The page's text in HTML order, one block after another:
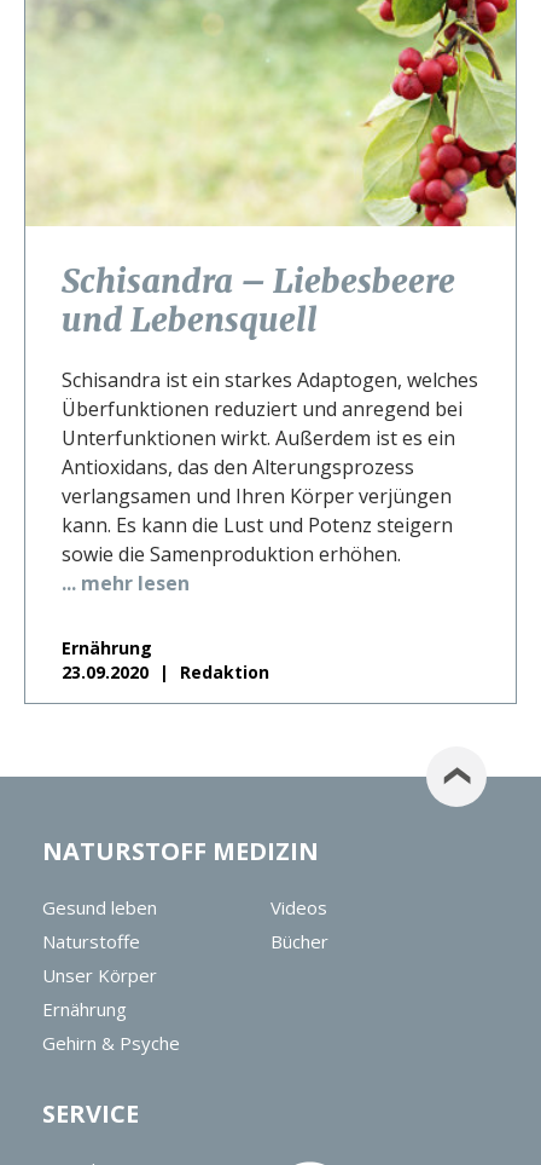
Schisandra – Liebesbeere
und Lebensquell
Schisandra ist ein starkes Adaptogen, welches
Überfunktionen reduziert und anregend bei
Unterfunktionen wirkt. Außerdem ist es ein
Antioxidans, das den Alterungsprozess
verlangsamen und Ihren Körper verjüngen
kann. Es kann die Lust und Potenz steigern
sowie die Samenproduktion erhöhen.
... mehr lesen
Ernährung
23.09.2020
Redaktion
NATURSTOFF MEDIZIN
Gesund leben
Naturstoffe
Unser Körper
Ernährung
Gehirn & Psyche
Videos
Bücher
SERVICE